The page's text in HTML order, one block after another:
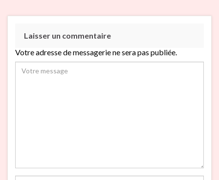
Laisser un commentaire
Votre adresse de messagerie ne sera pas publiée.